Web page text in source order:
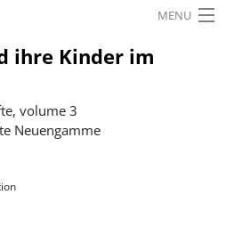
MENU
ihre Kinder im
volume 3
Neuengamme